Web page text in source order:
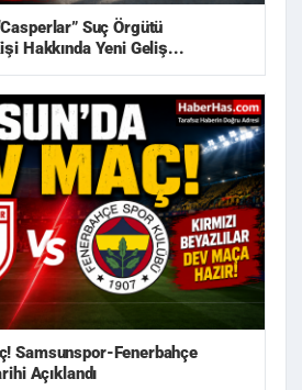
Suç Örgütü
Hakkında Yeni Geliş...
Samsunspor-Fenerbahçe
Açıklandı